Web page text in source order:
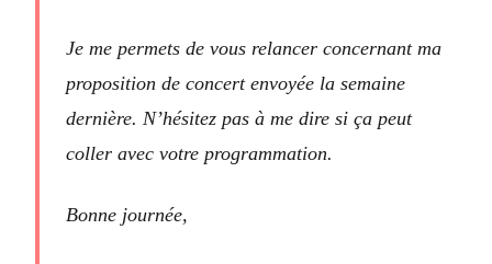
Je me permets de vous relancer concernant ma
proposition de concert envoyée la semaine
dernière. N’hésitez pas à me dire si ça peut
coller avec votre programmation.
Bonne journée,